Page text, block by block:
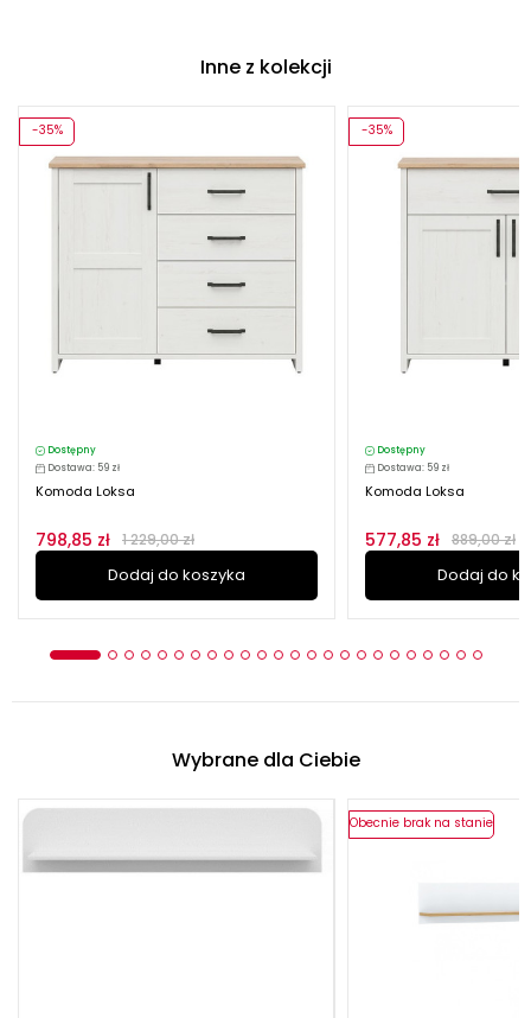
Inne z kolekcji
Dostępny
Dostawa: 59 zł
Komoda Loksa
798,85 zł 1 229,00 zł
Dodaj do koszyka
-35%
Dostępny
Dostawa: 59 zł
Komoda Loksa
577,85 zł 889,00 zł
Dodaj do
-35%
Wybrane dla Ciebie
Obecnie brak na stanie